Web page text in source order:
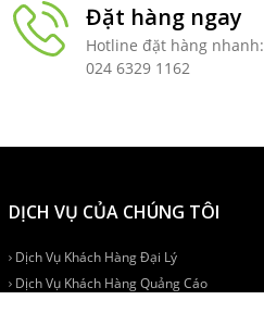
Đặt hàng ngay
Hotline đặt hàng nhanh:
024 6329 1162
DỊCH VỤ CỦA CHÚNG TÔI
Dịch Vụ Khách Hàng Đại Lý
Dịch Vụ Khách Hàng Quảng Cáo